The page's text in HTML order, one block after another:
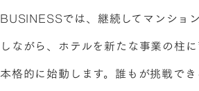
BUSINESSでは、継続してマンショ
しながら、ホテルを新たな事業の柱
本格的に始動します。誰もが挑戦で